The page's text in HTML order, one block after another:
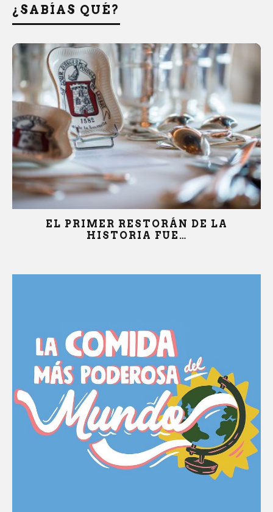
¿SABÍAS QUÉ?
LA MIEL…